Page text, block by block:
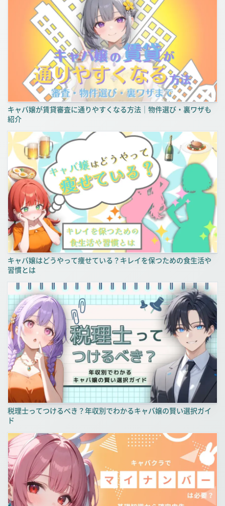
キャバ嬢が賃貸審査に通りやすくなる方法｜物件選び・裏ワザも
紹介
キャバ嬢はどうやって痩せている？キレイを保つための食生活や
習慣とは
税理士ってつけるべき？年収別でわかるキャバ嬢の賢い選択ガイ
ド